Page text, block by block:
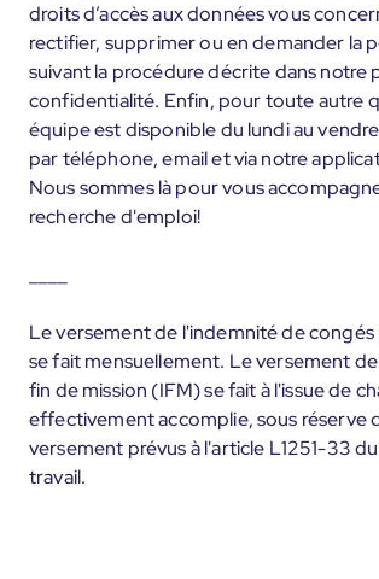
droits d’accès aux données vous
rectifier, supprimer ou en demander la
suivant la procédure décrite dans notre
confidentialité. Enfin, pour toute autre
équipe est disponible du lundi au
par téléphone, email et via notre
Nous sommes là pour vous
recherche d'emploi!
Le versement de l'indemnité de congés
se fait mensuellement. Le versement
fin de mission (IFM) se fait à l'issue de
effectivement accomplie, sous réserve
versement prévus à l'article L1251-33
travail.